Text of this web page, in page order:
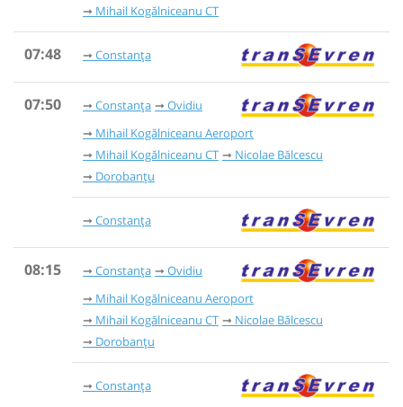
Mihail Kogălniceanu CT
07:48 Constanța
07:50 Constanța
Ovidiu
Mihail Kogălniceanu Aeroport
Mihail Kogălniceanu CT
Nicolae Bălcescu
Dorobanțu
Constanța
08:15 Constanța
Ovidiu
Mihail Kogălniceanu Aeroport
Mihail Kogălniceanu CT
Nicolae Bălcescu
Dorobanțu
Constanța